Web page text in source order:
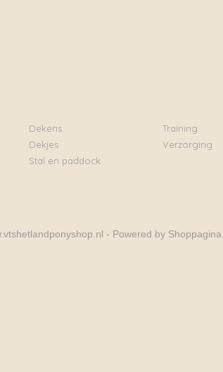
Dekens
Dekjes
Stal en paddock
Training
Verzorging
- Powered by